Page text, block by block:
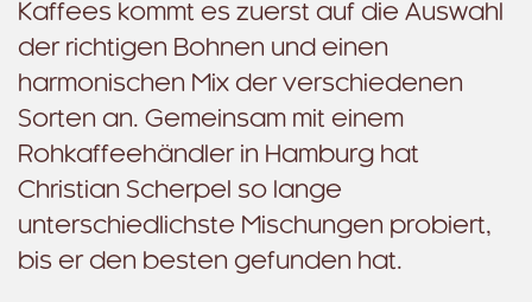
Kaffees kommt es zuerst auf die Auswahl
der richtigen Bohnen und einen
harmonischen Mix der verschiedenen
Sorten an. Gemeinsam mit einem
Rohkaffeehändler in Hamburg hat
Christian Scherpel so lange
unterschiedlichste Mischungen probiert,
bis er den besten gefunden hat.